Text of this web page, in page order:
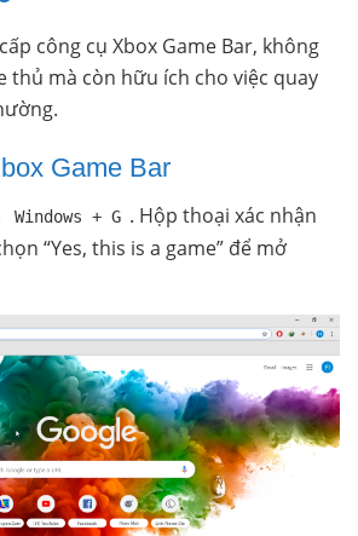
công cụ Xbox Game Bar, không
thủ mà còn hữu ích cho việc quay
Game Bar
Windows + G . Hộp thoại xác nhận
“Yes, this is a game” để mở